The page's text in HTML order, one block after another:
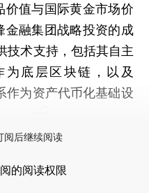
价值与国际黄金市场价
金融集团战略投资的成
术支持，包括其自主
为底层区块链，以及
作为资产代币化基础设
阅后继续阅读
的阅读权限